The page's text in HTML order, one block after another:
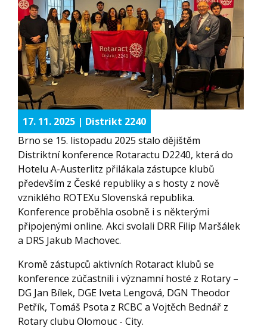
17. 11. 2025 | Distrikt 2240
Brno se 15. listopadu 2025 stalo dějištěm
Distriktní konference Rotaractu D2240, která do
Hotelu A-Austerlitz přilákala zástupce klubů
především z České republiky a s hosty z nově
vzniklého ROTEXu Slovenská republika.
Konference proběhla osobně i s některými
připojenými online. Akci svolali DRR Filip Maršálek
a DRS Jakub Machovec.
Kromě zástupců aktivních Rotaract klubů se
konference zúčastnili i významní hosté z Rotary –
DG Jan Bílek, DGE Iveta Lengová, DGN Theodor
Petřík, Tomáš Psota z RCBC a Vojtěch Bednář z
Rotary clubu Olomouc - City.